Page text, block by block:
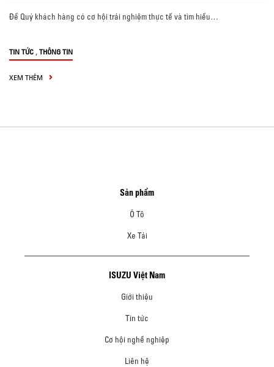
Để Quý khách hàng có cơ hội trải nghiệm thực tế và tìm hiểu…
TIN TỨC , THÔNG TIN
XEM THÊM
Sản phẩm
Ô Tô
Xe Tải
ISUZU Việt Nam
Giới thiệu
Tin tức
Cơ hội nghề nghiệp
Liên hệ